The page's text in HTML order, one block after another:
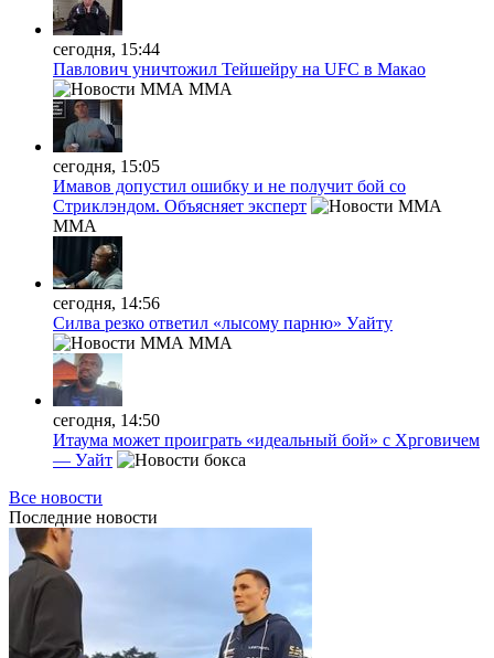
сегодня, 15:44
Павлович уничтожил Тейшейру на UFC в Макао
MMA
сегодня, 15:05
Имавов допустил ошибку и не получит бой со
Стриклэндом. Объясняет эксперт
MMA
сегодня, 14:56
Силва резко ответил «лысому парню» Уайту
MMA
сегодня, 14:50
Итаума может проиграть «идеальный бой» с Хрговичем
— Уайт
Все новости
Последние новости